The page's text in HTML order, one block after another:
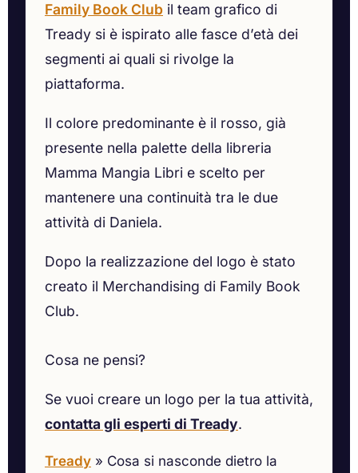
Family Book Club il team grafico di
Tready si è ispirato alle fasce d’età dei
segmenti ai quali si rivolge la
piattaforma.
Il colore predominante è il rosso, già
presente nella palette della libreria
Mamma Mangia Libri e scelto per
mantenere una continuità tra le due
attività di Daniela.
Dopo la realizzazione del logo è stato
creato il Merchandising di Family Book
Club.
Cosa ne pensi?
Se vuoi creare un logo per la tua attività,
contatta gli esperti di Tready.
Tready » Cosa si nasconde dietro la